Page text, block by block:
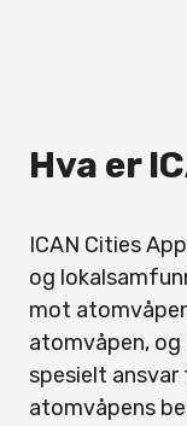
Hva er
ICAN Cities
og
mot
atomvåpen,
spesielt
atomvåpens